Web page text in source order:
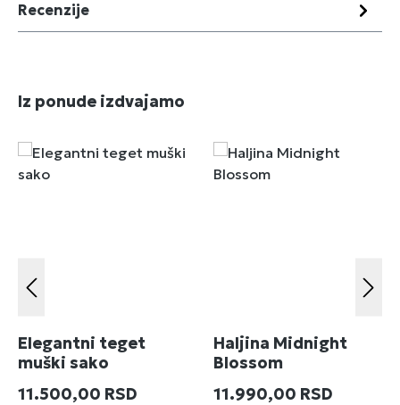
Recenzije
Preskoči galeriju proizvoda
Iz ponude izdvajamo
Elegantni teget
muški sako
Redovna cena:
11.500,00 RSD
Haljina Midnight
Blossom
Redovna cena:
11.990,00 RSD